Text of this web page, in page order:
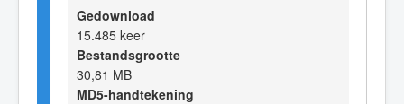
Gedownload
15.485 keer
Bestandsgrootte
30,81 MB
MD5-handtekening